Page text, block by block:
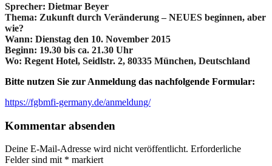
Sprecher: Dietmar Beyer
Thema: Zukunft durch Veränderung – NEUES beginnen, aber
wie?
Wann: Dienstag den 10. November 2015
Beginn: 19.30 bis ca. 21.30 Uhr
Wo: Regent Hotel, Seidlstr. 2, 80335 München, Deutschland
Bitte nutzen Sie zur Anmeldung das nachfolgende Formular:
https://fgbmfi-germany.de/anmeldung/
Kommentar absenden
Deine E-Mail-Adresse wird nicht veröffentlicht. Erforderliche
Felder sind mit * markiert